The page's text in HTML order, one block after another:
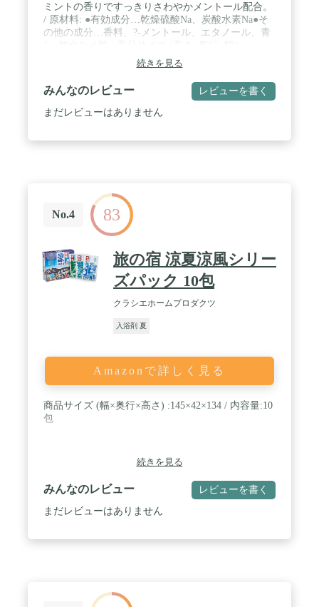
ミントの香りですっきりさわやかメントール配合。
/ 原材料: ●有効成分…乾燥硫酸Na、炭酸水素Na●そ
の他の成分…香料、?‐メントール、エタノール、青
158mm×80mm×80mm / ブラント名: ライオンケミカ
ル / メーカー名: ライオンケミカル
続きを見る
みんなのレビュー レビューを書く
まだレビューはありません
No.4 83
旅の宿 涼夏涼風シリー
ズパック 10包
クラシエホームプロダクツ
入浴剤 夏
Amazonで詳しく見る
商品サイズ (幅×奥行×高さ) :145×42×134 / 内容量:10
包
続きを見る
みんなのレビュー レビューを書く
まだレビューはありません